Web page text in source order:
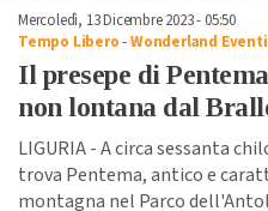
Mercoledì, 13 Dicembre 2023 - 05:50
Tempo Libero-Wonderland Eventi
Il presepe di
non lontana dal
LIGURIA - A circa sessanta
trova Pentema, antico e
montagna nel Parco